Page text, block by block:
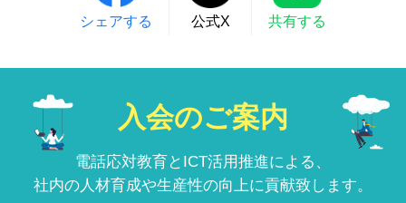
シェアする 公式X 共有する
入会のご案内
電話応対教育とICT活用推進による、
社内の人材育成や生産性の向上に貢献致します。